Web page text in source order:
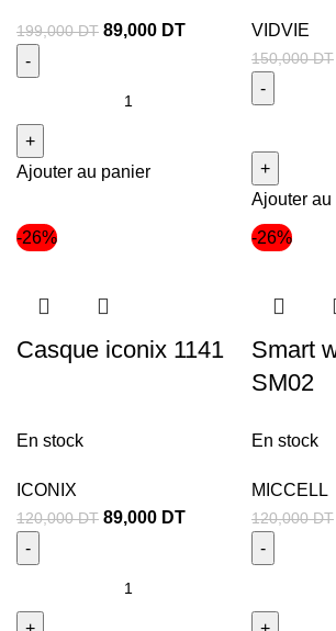
199,000DT 89,000 DT
Ajouter au panier
VIDVIE
150,000DT
Ajouter au
-26%
Casque iconix 1141
En stock
ICONIX
120,000DT 89,000 DT
-26%
Smart
SM02
En stock
MICCELL
120,000DT